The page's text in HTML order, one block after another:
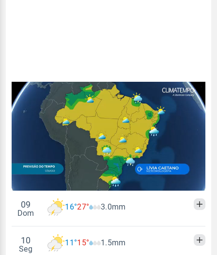
09
Dom
16°27° 3.0mm
MadrugadaManhãTarde
10
Seg
11°15° 1.5mm